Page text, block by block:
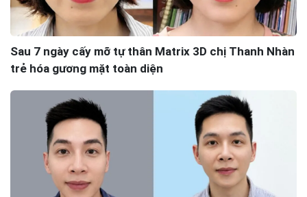
Sau 7 ngày cấy mỡ tự thân Matrix 3D chị Thanh Nhàn
trẻ hóa gương mặt toàn diện